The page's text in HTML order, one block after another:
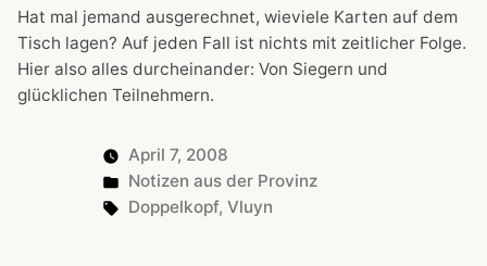
Hat mal jemand ausgerechnet, wieviele Karten auf dem
Tisch lagen? Auf jeden Fall ist nichts mit zeitlicher Folge.
Hier also alles durcheinander: Von Siegern und
glücklichen Teilnehmern.
April 7, 2008
Posted
in
Notizen aus der Provinz
Tags:
Doppelkopf, Vluyn